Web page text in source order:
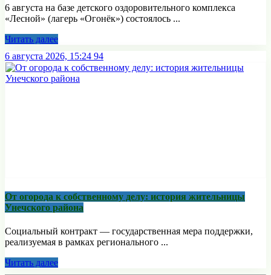
6 августа на базе детского оздоровительного комплекса
«Лесной» (лагерь «Огонёк») состоялось ...
Читать далее
6 августа 2026, 15:24 94
От огорода к собственному делу: история жительницы
Унечского района
Социальный контракт — государственная мера поддержки,
реализуемая в рамках регионального ...
Читать далее